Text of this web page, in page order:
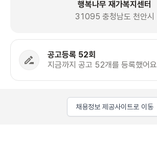
행복나무 재가복지센터
31095 충청남도 천안시
공고등록 52회
지금까지 공고 52개를 등록했어요
채용정보 제공사이트로 이동